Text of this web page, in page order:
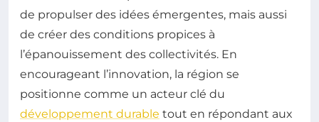
de propulser des idées émergentes, mais aussi
de créer des conditions propices à
l’épanouissement des collectivités. En
encourageant l’innovation, la région se
positionne comme un acteur clé du
développement durable tout en répondant aux